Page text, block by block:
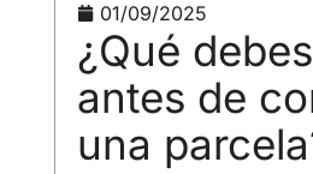
01/09/2025
¿Qué
antes de
una